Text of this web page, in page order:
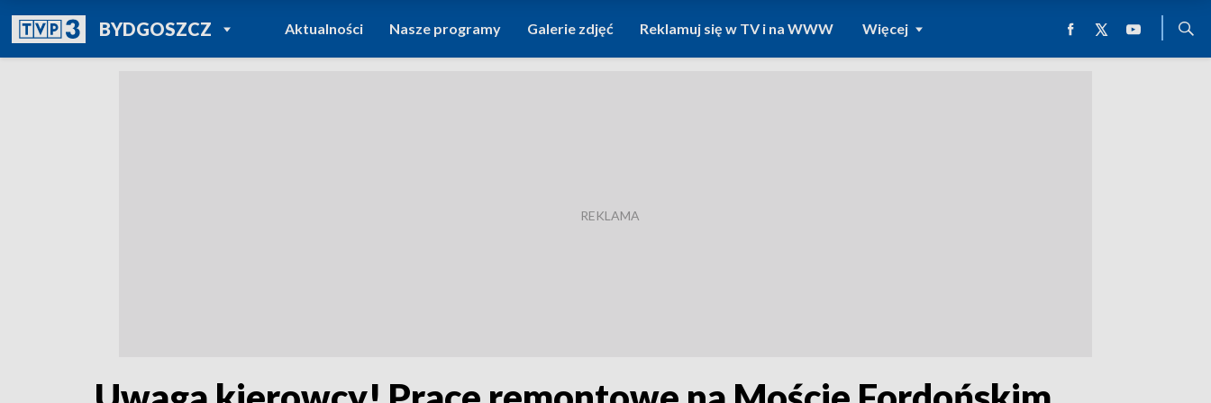
BYDGOSZCZPOWRÓT DO
TVP REGIONY
Aktualności Nasze programy Galerie zdjęć Reklamuj się w TV i na WWW Więcej